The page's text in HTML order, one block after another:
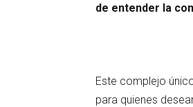
de entender la
Este complejo
para quienes